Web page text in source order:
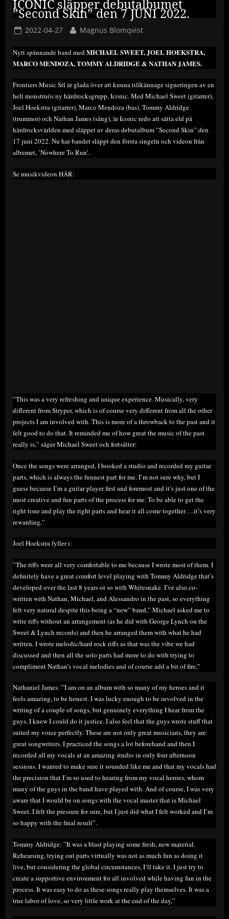
ICONIC släpper debutalbumet
”Second Skin” den 7 JUNI 2022.
Posted
2022-04-27 By
Magnus Blomqvist
Nytt spännande band medMICHAEL SWEET, JOEL HOEKSTRA,
MARCO MENDOZA, TOMMY ALDRIDGE & NATHAN JAMES.
Frontiers Music Srl är glada över att kunna tillkännage signeringen av en
helt monstruös ny hårdrocksgrupp, Iconic. Med Michael Sweet (gitarrer),
Joel Hoekstra (gitarrer), Marco Mendoza (bas), Tommy Aldridge
(trummor) och Nathan James (sång), är Iconic redo att sätta eld på
hårdrocksvärlden med släppet av deras debutalbum ”Second Skin” den
17 juni 2022. Nu har bandet släppt den första singeln och videon från
albumet, ’Nowhere To Run’.
Se musikvideon HÄR:
”This was a very refreshing and unique experience. Musically, very
different from Stryper, which is of course very different from all the other
projects I am involved with. This is more of a throwback to the past and it
felt good to do that. It reminded me of how great the music of the past
really is,” säger Michael Sweet och fortsätter:
Once the songs were arranged, I booked a studio and recorded my guitar
parts, which is always the funnest part for me. I’m not sure why, but I
guess because I’m a guitar player first and foremost and it’s just one of the
most creative and fun parts of the process for me. To be able to get the
right tone and play the right parts and hear it all come together….it’s very
rewarding,”
Joel Hoekstra fyller i:
”The riffs were all very comfortable to me because I wrote most of them. I
definitely have a great comfort level playing with Tommy Aldridge that’s
developed over the last 8 years or so with Whitesnake. I’ve also co-
written with Nathan, Michael, and Alessandro in the past, so everything
felt very natural despite this being a “new” band,” Michael asked me to
write riffs without an arrangement (as he did with George Lynch on the
Sweet & Lynch records) and then he arranged them with what he had
written. I wrote melodic/hard rock riffs as that was the vibe we had
discussed and then all the solo parts had more to do with trying to
compliment Nathan’s vocal melodies and of course add a bit of fire,”
Nathaniel James: ”I am on an album with so many of my heroes and it
feels amazing, to be honest. I was lucky enough to be involved in the
writing of a couple of songs, but genuinely everything I hear from the
guys, I knew I could do it justice. I also feel that the guys wrote stuff that
suited my voice perfectly. These are not only great musicians, they are
great songwriters. I practiced the songs a lot beforehand and then I
recorded all my vocals at an amazing studio in only four afternoon
sessions. I wanted to make sure it sounded like me and that my vocals had
the precision that I’m so used to hearing from my vocal heroes, whom
many of the guys in the band have played with. And of course, I was very
aware that I would be on songs with the vocal master that is Michael
Sweet. I felt the pressure for sure, but I just did what I felt worked and I’m
so happy with the final result”.
Tommy Aldridge: ”It was a blast playing some fresh, new material.
Rehearsing, trying out parts virtually was not as much fun as doing it
live, but considering the global circumstances, I‘ll take it. I just try to
create a supportive environment for all involved while having fun in the
process. It was easy to do as these songs really play themselves. It was a
true labor of love, so very little work at the end of the day,”